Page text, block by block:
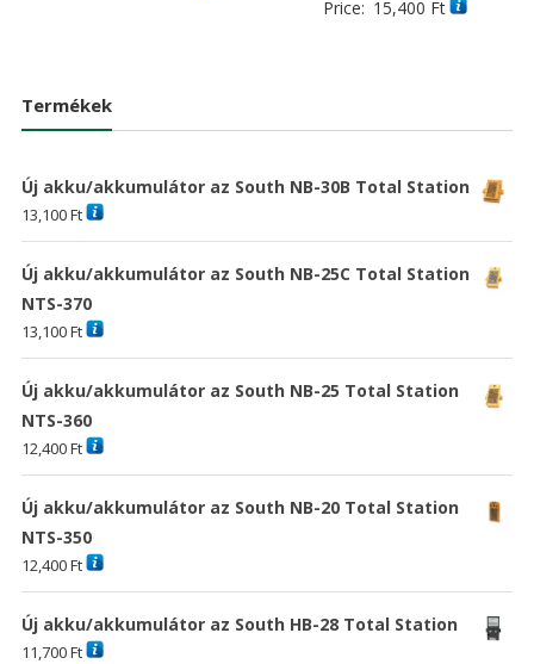
Price: 15,400 Ft
Termékek
Új akku/akkumulátor az South NB-30B Total Station
13,100Ft
Új akku/akkumulátor az South NB-25C Total Station
NTS-370
13,100Ft
Új akku/akkumulátor az South NB-25 Total Station
NTS-360
12,400Ft
Új akku/akkumulátor az South NB-20 Total Station
NTS-350
12,400Ft
Új akku/akkumulátor az South HB-28 Total Station
11,700Ft